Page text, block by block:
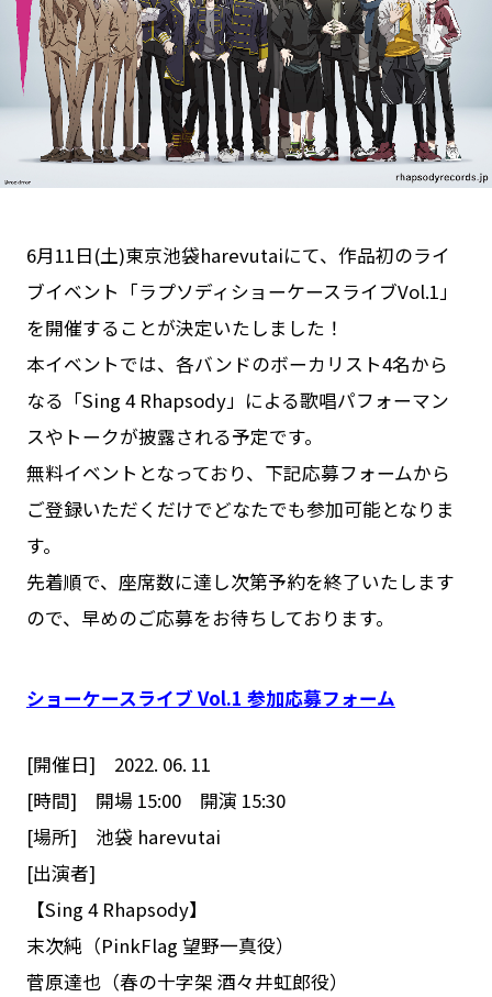
Cast / Staff
About
6月11日(土)東京池袋harevutaiにて、作品初のライ
ブイベント「ラプソディショーケースライブVol.1」
を開催することが決定いたしました！
本イベントでは、各バンドのボーカリスト4名から
なる「Sing 4 Rhapsody」による歌唱パフォーマン
スやトークが披露される予定です。
無料イベントとなっており、下記応募フォームから
ご登録いただくだけでどなたでも参加可能となりま
す。
先着順で、座席数に達し次第予約を終了いたします
ので、早めのご応募をお待ちしております。
ショーケースライブ Vol.1 参加応募フォーム
[開催日] 2022. 06. 11
[時間] 開場 15:00 開演 15:30
[場所] 池袋 harevutai
[出演者]
【Sing 4 Rhapsody】
末次純（PinkFlag 望野一真役）
菅原達也（春の十字架 酒々井虹郎役）